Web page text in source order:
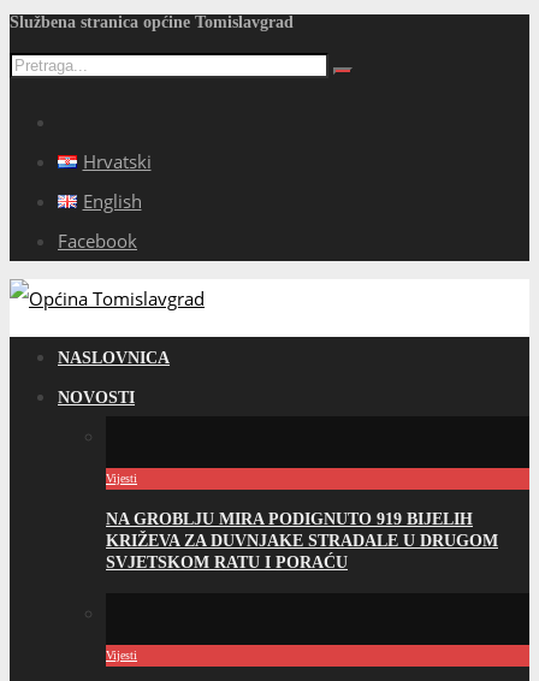
Službena stranica općine Tomislavgrad
Hrvatski
English
Facebook
NASLOVNICA
NOVOSTI
Vijesti
NA GROBLJU MIRA PODIGNUTO 919 BIJELIH
KRIŽEVA ZA DUVNJAKE STRADALE U DRUGOM
SVJETSKOM RATU I PORAĆU
Vijesti